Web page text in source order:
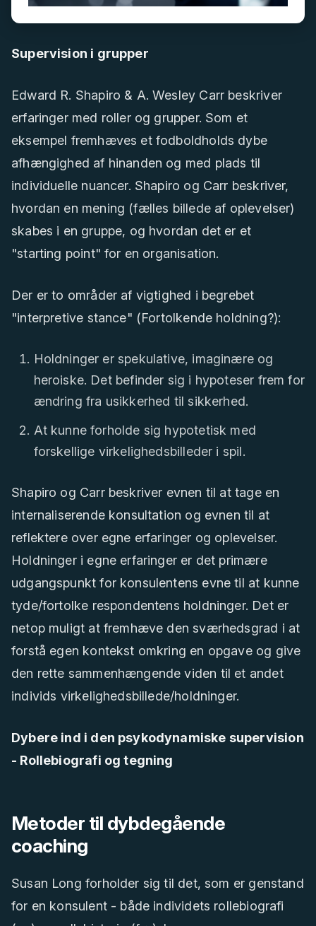
Supervision i grupper
Edward R. Shapiro & A. Wesley Carr beskriver
erfaringer med roller og grupper. Som et
eksempel fremhæves et fodboldholds dybe
afhængighed af hinanden og med plads til
individuelle nuancer. Shapiro og Carr beskriver,
hvordan en mening (fælles billede af oplevelser)
skabes i en gruppe, og hvordan det er et
"starting point" for en organisation.
Der er to områder af vigtighed i begrebet
"interpretive stance" (Fortolkende holdning?):
Holdninger er spekulative, imaginære og
heroiske. Det befinder sig i hypoteser frem for
ændring fra usikkerhed til sikkerhed.
At kunne forholde sig hypotetisk med
forskellige virkelighedsbilleder i spil.
Shapiro og Carr beskriver evnen til at tage en
internaliserende konsultation og evnen til at
reflektere over egne erfaringer og oplevelser.
Holdninger i egne erfaringer er det primære
udgangspunkt for konsulentens evne til at kunne
tyde/fortolke respondentens holdninger. Det er
netop muligt at fremhæve den sværhedsgrad i at
forstå egen kontekst omkring en opgave og give
den rette sammenhængende viden til et andet
individs virkelighedsbillede/holdninger.
Dybere ind i den psykodynamiske supervision
- Rollebiografi og tegning
Metoder til dybdegående
coaching
Susan Long forholder sig til det, som er genstand
for en konsulent - både individets rollebiografi